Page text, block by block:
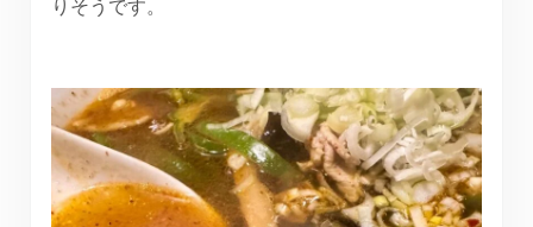
りそうです。